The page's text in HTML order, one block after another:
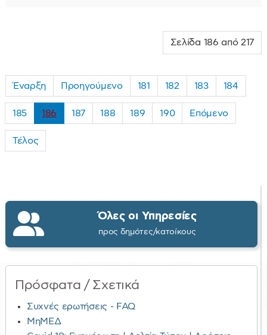
Σελίδα 186 από 217
Έναρξη Προηγούμενο 181 182 183 184
185 186 187 188 189 190 Επόμενο
Τέλος
Όλες οι Υπηρεσίες
προς δημότες/κατοίκους
Πρόσφατα / Σχετικά
Συχνές ερωτήσεις - FAQ
ΜηΜΕΔ